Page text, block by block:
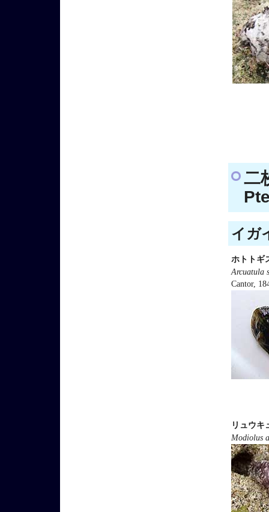
二
イガ
ホトトギ
Arcuatula
Cantor,
リュウキ
Modiolus